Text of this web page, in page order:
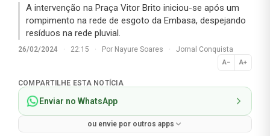
A intervenção na Praça Vitor Brito iniciou-se após um
rompimento na rede de esgoto da Embasa, despejando
resíduos na rede pluvial.
26/02/2024 · 22:15 · Por Nayure Soares · Jornal Conquista
A− A+
Normal
COMPARTILHE ESTA NOTÍCIA
Enviar no WhatsApp
ou envie por outros apps